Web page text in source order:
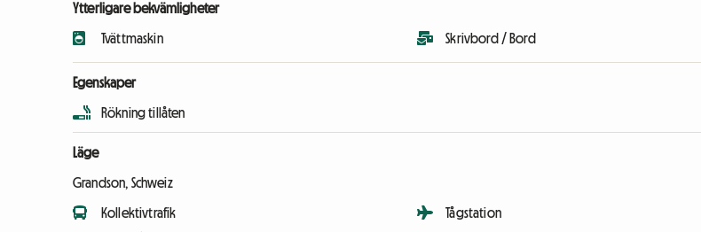
Ytterligare bekvämligheter
Tvättmaskin Skrivbord / Bord
Egenskaper
Rökning tillåten
Läge
Grandson, Schweiz
Kollektivtrafik
Tågstation